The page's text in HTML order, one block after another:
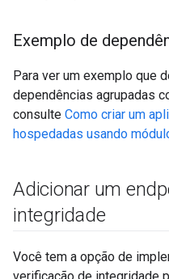
Exemplo de
Para ver um exemplo que
dependências agrupadas
consulte Como criar um
hospedadas usando
Adicionar um
integridade
Você tem a opção de